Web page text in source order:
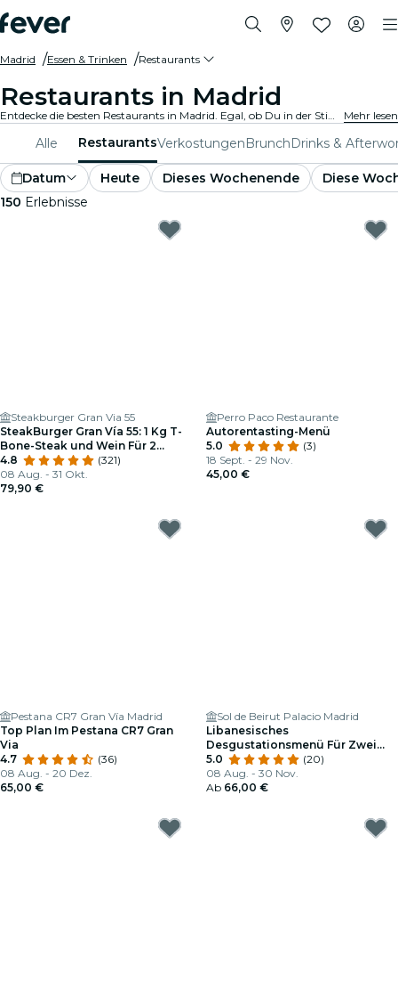
Madrid Essen & Trinken Restaurants
Restaurants in Madrid
Entdecke die besten Restaurants in Madrid. Egal, ob Du in der Stimmung für feines oder legeres Essen bist, wir haben für jeden Gaumen das perfekte Angebot. Mehr lesen
Alle RestaurantsVerkostungenBrunchDrinks &
Datum Heute Dieses Wochenende
Diese
150 Erlebnisse
Steakburger Gran Via 55
SteakBurger Gran Vía 55: 1 Kg T-
Bone-Steak und Wein Für 2
Personen
4.8
(321)
08 Aug. - 31 Okt.
79,90 €
Perro Paco Restaurante
Autorentasting-Menü
5.0
(3)
18 Sept. - 29 Nov.
45,00 €
Pestana CR7 Gran Vía Madrid
Top Plan Im Pestana CR7 Gran
Via
4.7
(36)
08 Aug. - 20 Dez.
65,00 €
Sol de Beirut Palacio Madrid
Libanesisches
Desgustationsmenü Für Zwei
Personen
5.0
(20)
08 Aug. - 30 Nov.
Ab 66,00 €